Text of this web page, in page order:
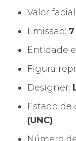
Não
(UNC)
Valor facial:
Emissão:
Entidade
Figura
Designer:
Estado de
(UNC)